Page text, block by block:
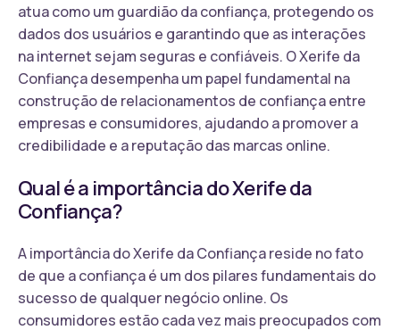
atua como um guardião da confiança, protegendo os
dados dos usuários e garantindo que as interações
na internet sejam seguras e confiáveis. O Xerife da
Confiança desempenha um papel fundamental na
construção de relacionamentos de confiança entre
empresas e consumidores, ajudando a promover a
credibilidade e a reputação das marcas online.
Qual é a importância do Xerife da
Confiança?
A importância do Xerife da Confiança reside no fato
de que a confiança é um dos pilares fundamentais do
sucesso de qualquer negócio online. Os
consumidores estão cada vez mais preocupados com